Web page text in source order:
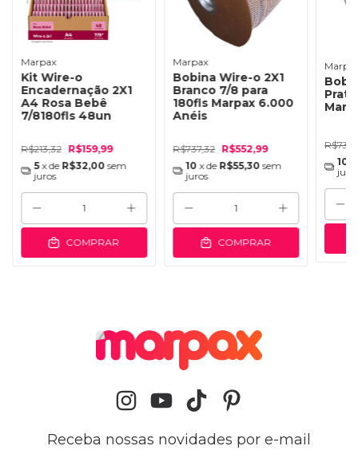
Marpax
Kit Wire-o
Encadernação 2X1
A4 Rosa Bebê
7/8180fls 48un
R$213,32
R$159,99
5 x de R$32,00 sem
juros
COMPRAR
Marpax
Bobina Wire-o 2X1
Branco 7/8 para
180fls Marpax 6.000
Anéis
R$737,32 R$552,99
10 x de R$55,30 sem
juros
COMPRAR
10
Receba nossas novidades por e-mail